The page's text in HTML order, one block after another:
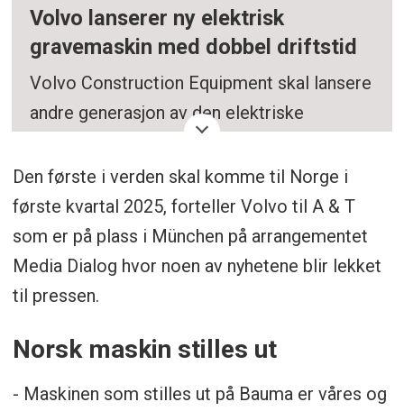
Volvo lanserer ny elektrisk
gravemaskin med dobbel driftstid
Volvo Construction Equipment skal lansere
andre generasjon av den elektriske
2025, med driftstid på opptil åtte timer.
Den nye modellen har et 600 V litium-
ionbatteri med 450 kWt kapasitet og
forbedret hydraulikkeffektivitet, samt flere
sikkerhetsfunksjoner og oppgradert
førerhytte.
Oppsummeringen er generert av Labrador
Den første i verden skal komme til Norge i
første kvartal 2025, forteller Volvo til A & T
som er på plass i München på arrangementet
Media Dialog hvor noen av nyhetene blir lekket
til pressen.
Norsk maskin stilles ut
- Maskinen som stilles ut på Bauma er våres og